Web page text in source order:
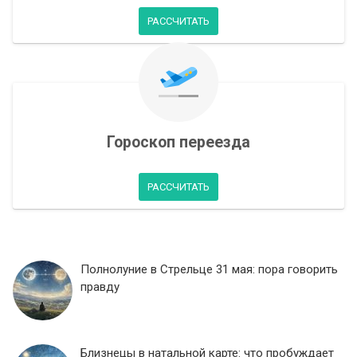
РАССЧИТАТЬ
Гороскоп переезда
РАССЧИТАТЬ
Полнолуние в Стрельце 31 мая: пора говорить
правду
Близнецы в натальной карте: что пробуждает